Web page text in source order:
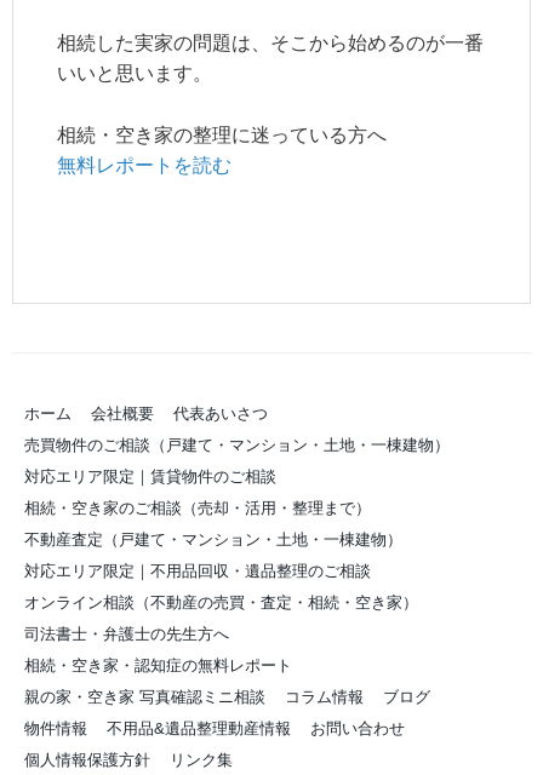
相続した実家の問題は、そこから始めるのが一番
いいと思います。
相続・空き家の整理に迷っている方へ
無料レポートを読む
ホーム 会社概要
代表あいさつ
売買物件のご相談（戸建て・マンション・土地・一棟建物）
対応エリア限定｜賃貸物件のご相談
相続・空き家のご相談（売却・活用・整理まで）
不動産査定（戸建て・マンション・土地・一棟建物）
対応エリア限定｜不用品回収・遺品整理のご相談
オンライン相談（不動産の売買・査定・相続・空き家）
司法書士・弁護士の先生方へ
相続・空き家・認知症の無料レポート
親の家・空き家 写真確認ミニ相談
コラム情報
ブログ
物件情報
不用品&遺品整理動産情報
お問い合わせ
個人情報保護方針
リンク集